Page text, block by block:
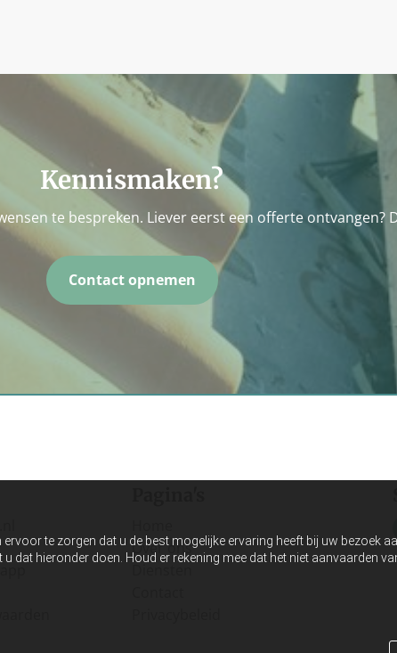
te zorgen dat u de best mogelijke ervaring heeft bij uw bezoek
dat hieronder doen. Houd er rekening mee dat het niet aanvaarden
Kennismaken?
te bespreken. Liever eerst een offerte ontvangen?
Contact opnemen
Over ons